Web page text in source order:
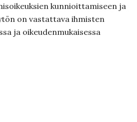
kunnioittamiseen ja
on vastattava ihmisten
ja oikeudenmukaisessa